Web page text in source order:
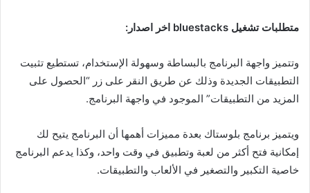
متطلبات تشغيل bluestacks اخر اصدار:
وتتميز واجهة البرنامج بالبساطة وسهولة الإستخدام، تستطيع تثبيت
التطبيقات الجديدة وذلك عن طريق النقر على زر “الحصول على
المزيد من التطبيقات” الموجود في واجهة البرنامج.
ويتميز برنامج بلوستاك بعدة مميزات أهمها أن البرنامج يتيح لك
إمكانية فتح أكثر من لعبة وتطبيق في وقت واحد، وكذا يدعم البرنامج
خاصية التكبير والتصغير في الألعاب والتطبيقات.